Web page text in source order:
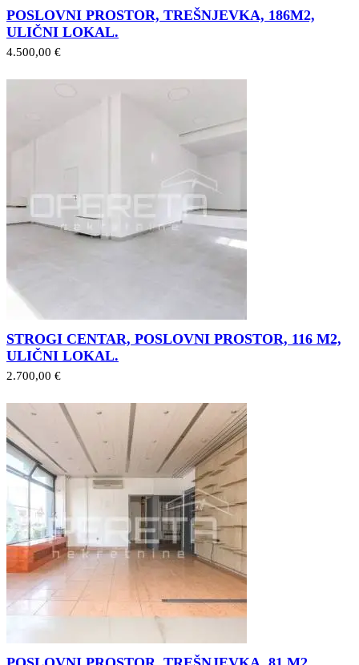
POSLOVNI PROSTOR, TREŠNJEVKA, 186M2,
ULIČNI LOKAL.
4.500,00 €
STROGI CENTAR, POSLOVNI PROSTOR, 116 M2,
ULIČNI LOKAL.
2.700,00 €